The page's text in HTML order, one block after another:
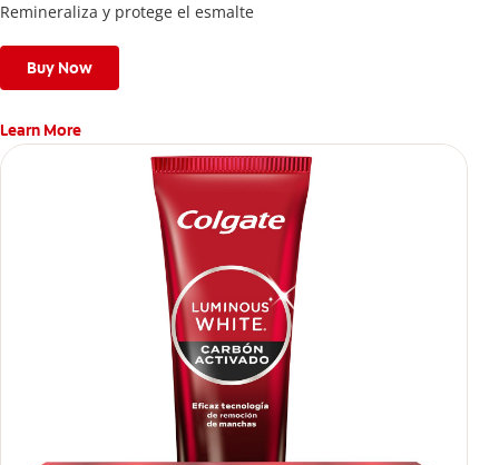
Remineraliza y protege el esmalte
Buy Now
Learn More